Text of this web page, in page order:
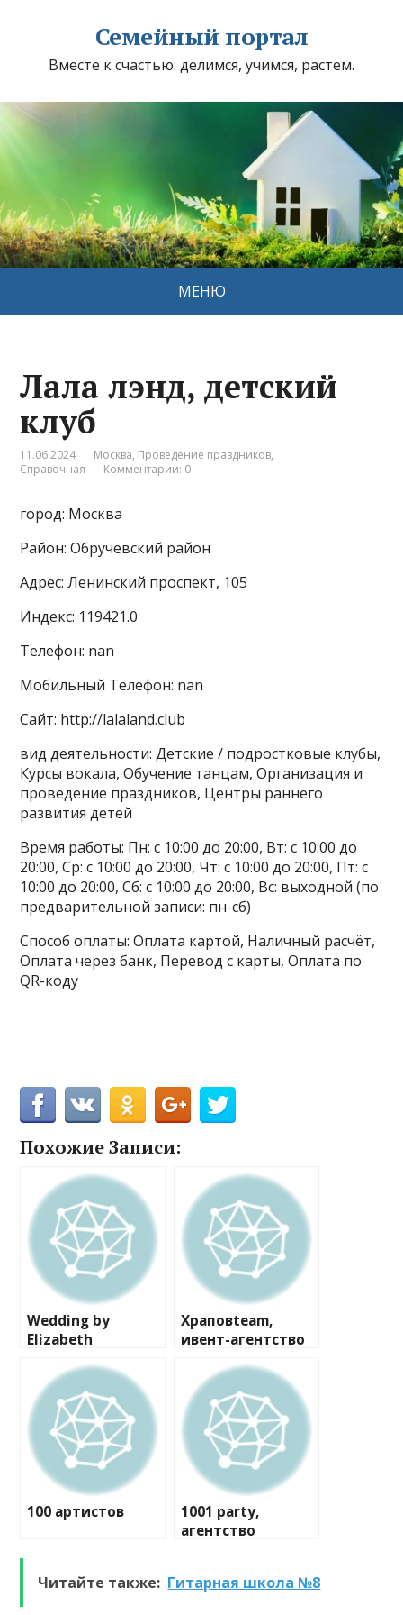
Семейный портал
Вместе к счастью: делимся, учимся, растем.
МЕНЮ
Лала лэнд, детский
клуб
11.06.2024 Москва, Проведение праздников,
Справочная
Комментарии: 0
город: Москва
Район: Обручевский район
Адрес: Ленинский проспект, 105
Индекс: 119421.0
Телефон: nan
Мобильный Телефон: nan
Сайт: http://lalaland.club
вид деятельности: Детские / подростковые клубы,
Курсы вокала, Обучение танцам, Организация и
проведение праздников, Центры раннего
развития детей
Время работы: Пн: с 10:00 до 20:00, Вт: с 10:00 до
20:00, Ср: с 10:00 до 20:00, Чт: с 10:00 до 20:00, Пт: с
10:00 до 20:00, Сб: с 10:00 до 20:00, Вс: выходной (по
предварительной записи: пн-сб)
Способ оплаты: Оплата картой, Наличный расчёт,
Оплата через банк, Перевод с карты, Оплата по
QR-коду
Похожие Записи:
Wedding by
Elizabeth
Храповteam,
ивент-агентство
100 артистов
1001 party,
агентство
Читайте также: Гитарная школа №8